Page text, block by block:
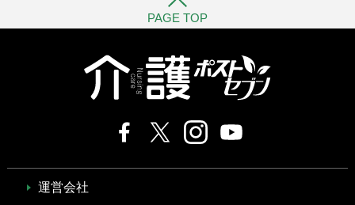
PAGE TOP
運営会社